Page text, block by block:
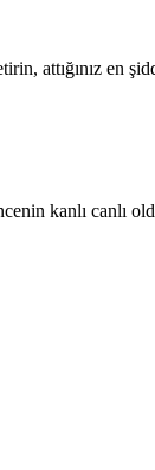
attığınız en
kanlı canlı